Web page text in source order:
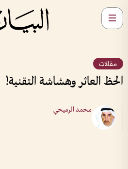
مقالات
الحظ العاثر وهشاشة التقنية!
محمد الرميحي